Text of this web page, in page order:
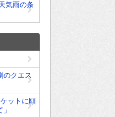
気雨の条
のクエス
ットに願